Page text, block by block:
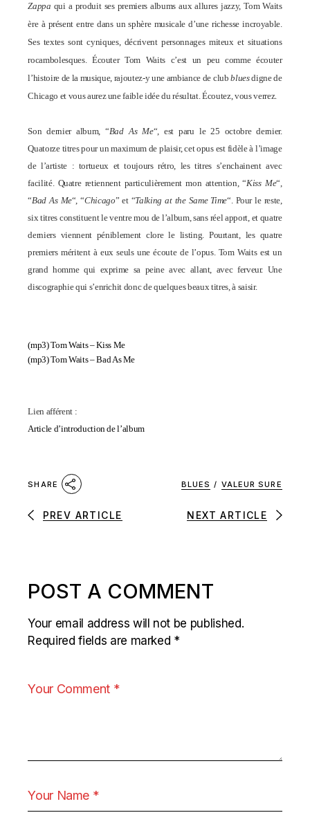
Zappa qui a produit ses premiers albums aux allures jazzy, Tom Waits
ère à présent entre dans un sphère musicale d’une richesse incroyable.
Ses textes sont cyniques, décrivent personnages miteux et situations
rocambolesques. Écouter Tom Waits c’est un peu comme écouter
l’histoire de la musique, rajoutez-y une ambiance de clubbluesdigne de
Chicago et vous aurez une faible idée du résultat. Écoutez, vous verrez.
Son dernier album,“Bad As Me“, est paru le 25 octobre dernier.
Quatorze titres pour un maximum de plaisir, cet opus est fidèle à l’image
de l’artiste : tortueux et toujours rétro, les titres s’enchainent avec
facilité. Quatre retiennent particulièrement mon attention, “Kiss Me“,
“Bad As Me“, “Chicago” et “Talking at the Same Time“. Pour le reste,
six titres constituent le ventre mou de l’album, sans réel apport, et quatre
derniers viennent péniblement clore le listing. Pourtant, les quatre
premiers méritent à eux seuls une écoute de l’opus. Tom Waits est un
grand homme qui exprime sa peine avec allant, avec ferveur. Une
discographie qui s’enrichit donc de quelques beaux titres, à saisir.
(mp3)Tom Waits – Kiss Me
(mp3)Tom Waits – Bad As Me
Lien afférent :
Article d’introduction de l’album
SHARE BLUES / VALEUR SURE
PREV ARTICLE NEXT ARTICLE
POST A COMMENT
Your email address will not be published.
Required fields are marked *